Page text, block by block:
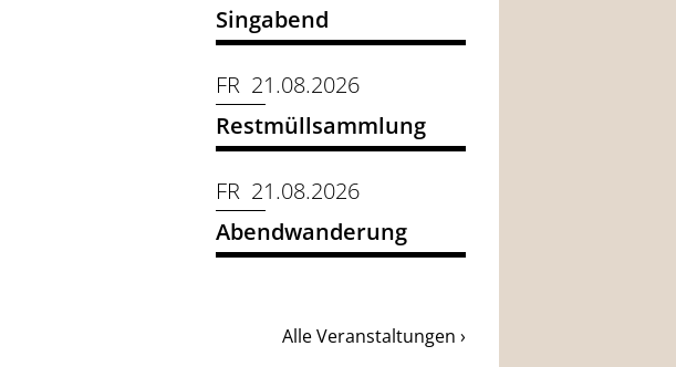
Singabend
FR 21.08.2026
Restmüllsammlung
FR 21.08.2026
Abendwanderung
Alle Veranstaltungen ›